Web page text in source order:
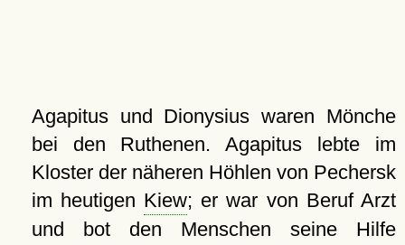
Agapitus und Dionysius waren Mönche
bei den Ruthenen. Agapitus lebte im
Kloster der näheren Höhlen von Pechersk
im heutigen Kiew; er war von Beruf Arzt
und bot den Menschen seine Hilfe